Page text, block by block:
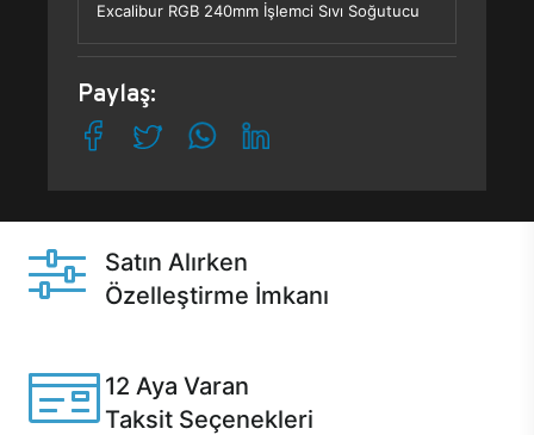
Excalibur RGB 240mm İşlemci Sıvı Soğutucu
Paylaş:
Satın Alırken
Özelleştirme İmkanı
12 Aya Varan
Taksit Seçenekleri